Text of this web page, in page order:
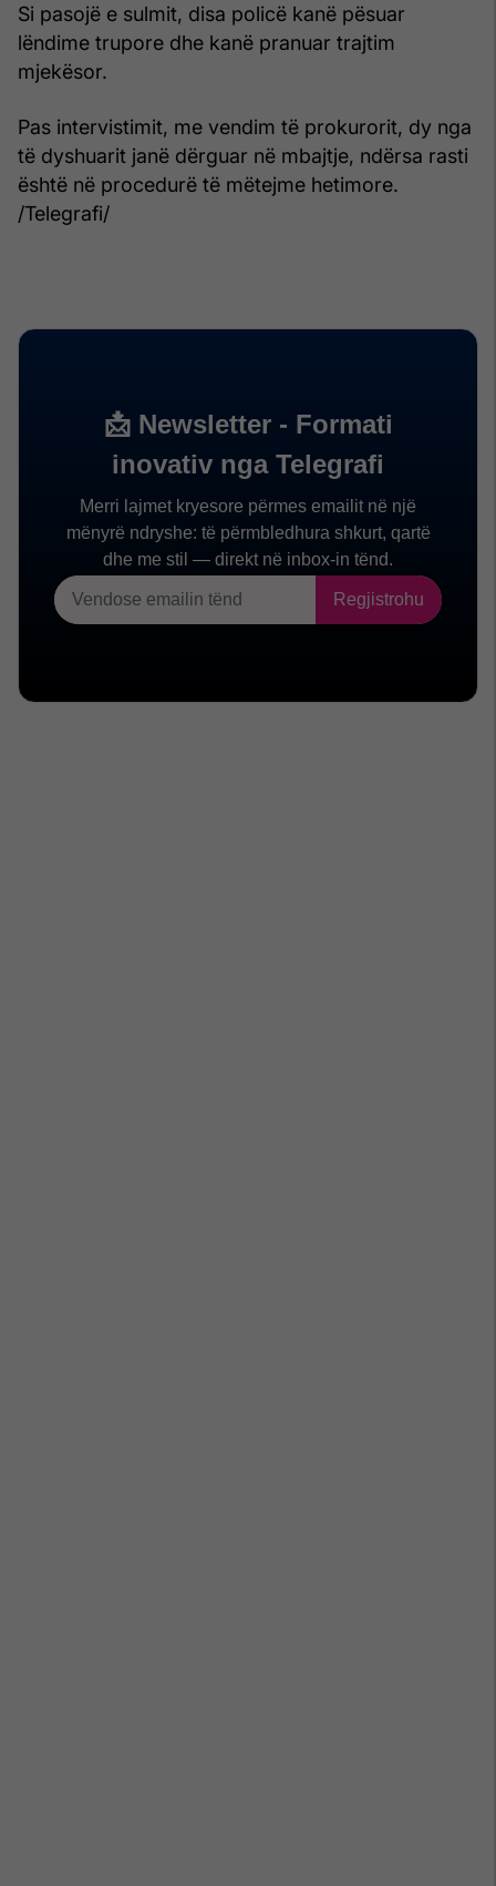
Si pasojë e sulmit, disa policë kanë pësuar
lëndime trupore dhe kanë pranuar trajtim
mjekësor.
Pas intervistimit, me vendim të prokurorit, dy nga
të dyshuarit janë dërguar në mbajtje, ndërsa rasti
është në procedurë të mëtejme hetimore.
/Telegrafi/